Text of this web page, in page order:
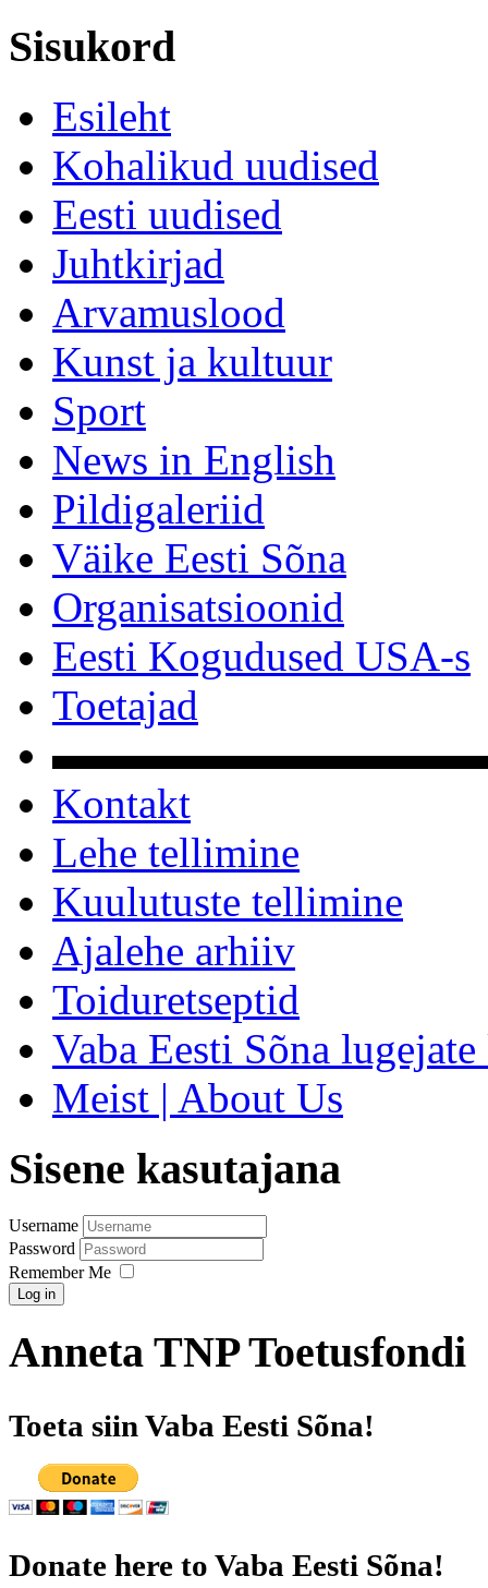
Sisukord
Esileht
Kohalikud uudised
Eesti uudised
Juhtkirjad
Arvamuslood
Kunst ja kultuur
Sport
News in English
Pildigaleriid
Väike Eesti Sõna
Organisatsioonid
Eesti Kogudused USA-s
Toetajad
Kontakt
Lehe tellimine
Kuulutuste tellimine
Ajalehe arhiiv
Toiduretseptid
Vaba Eesti Sõna
Meist | About Us
Sisene kasutajana
Username
Password
Remember Me
Log in
Anneta TNP Toetusfondi
Toeta siin Vaba Eesti Sõna!
Donate here to Vaba Eesti Sõna!